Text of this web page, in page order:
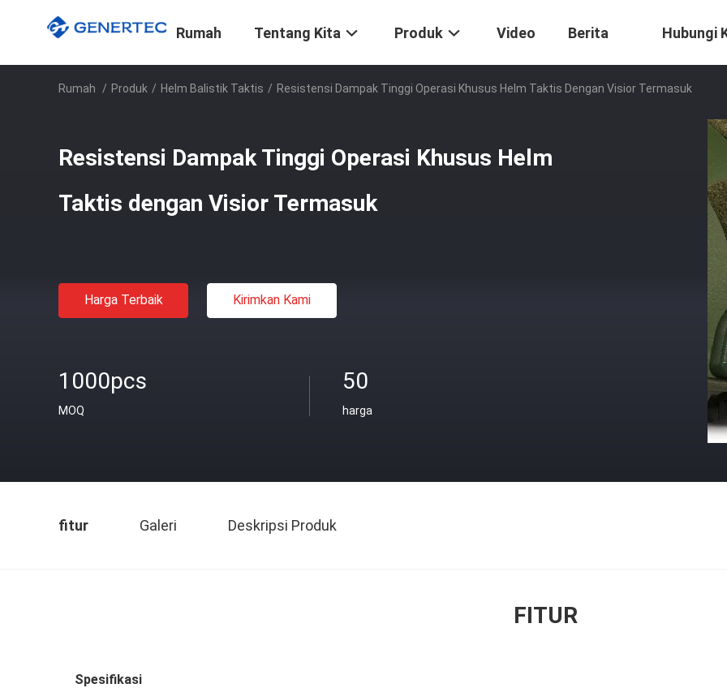
Rumah Tentang Kita Produk Video Berita Hubungi
Rumah / Produk / Helm Balistik Taktis / Resistensi Dampak Tinggi Operasi Khusus Helm Taktis Dengan Visior Termasuk
Resistensi Dampak Tinggi Operasi Khusus Helm
Taktis dengan Visior Termasuk
Harga Terbaik Kirimkan Kami
1000pcs
MOQ
50
harga
fitur Galeri Deskripsi Produk
FITUR
Spesifikasi